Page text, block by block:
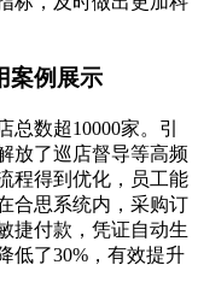
案例展示
数超10000家。引
放了巡店督导等高频
程得到优化，员工能
合思系统内，采购订
捷付款，凭证自动生
低了30%，有效提升